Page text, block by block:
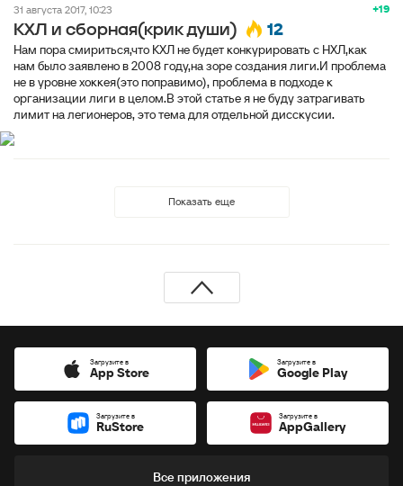
+19
31 августа 2017, 10:23
КХЛ и сборная(крик души) 12
Нам пора смириться,что КХЛ не будет конкурировать с НХЛ,как
нам было заявлено в 2008 году,на зоре создания лиги.И проблема
не в уровне хоккея(это поправимо), проблема в подходе к
организации лиги в целом.В этой статье я не буду затрагивать
лимит на легионеров, это тема для отдельной дисскусии.
Показать еще
Загрузите в
App Store
Загрузите в
Google Play
Загрузите в
RuStore
Загрузите в
AppGallery
Все приложения